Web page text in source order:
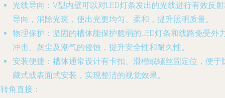
光线导向 ：V型内壁可以对LED灯条发出的光线进行有效反
导向，消除光斑，使出光更均匀、柔和，提升照明质量。
物理保护 ：坚固的槽体能保护脆弱的LED灯条和线路免受外
冲击、灰尘及潮气的侵蚀，提升安全性和耐久性。
安装便捷 ：槽体通常设计有卡扣、滑槽或螺丝固定位，便于
藏式或表面式安装，实现整洁的视觉效果。
转角直接 ：